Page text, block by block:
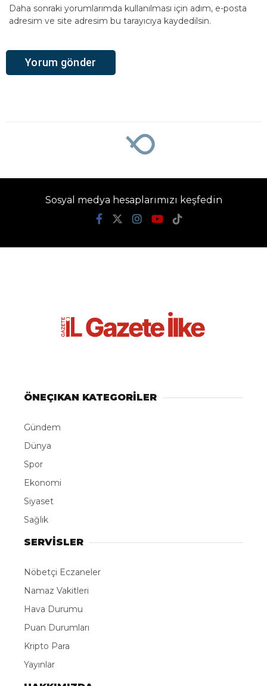
Daha sonraki yorumlarımda kullanılması için adım, e-posta
adresim ve site adresim bu tarayıcıya kaydedilsin.
Trabzon’da dağ
kızağına turist akını:
Metrelerce kuyruk
oluşuyor
Güncelleme: 08-08-2026 09:10
Trabzon’un Yomra ilçesinde bir süre önce hizmete
gözdesi oldu. Özellikle Arap turistlerin yoğun ilgi
gösterdiği tesiste dağ kızağına binmek isteyenler
metrelerce kuyruk oluşturuyor.
Trabzon’un Yomra ilçesi Kaşüstü Mahallesi’nde 25
parkuruyla dikkat çeken dağ kızağı, Trabzon’un